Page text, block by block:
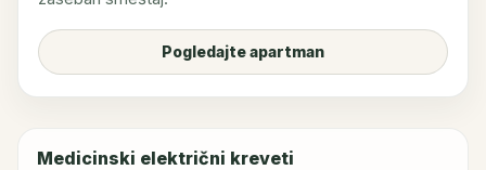
Pogledajte apartman
Medicinski električni kreveti